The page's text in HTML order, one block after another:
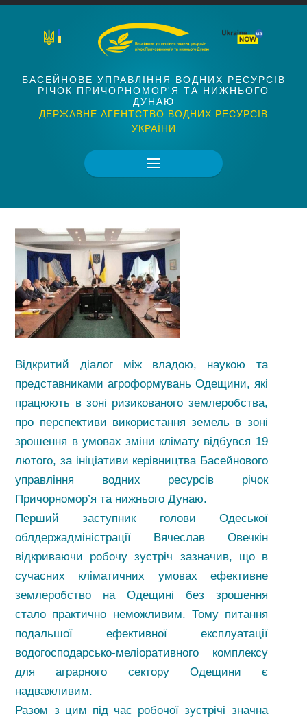
БАСЕЙНОВЕ УПРАВЛІННЯ ВОДНИХ РЕСУРСІВ
РІЧОК ПРИЧОРНОМОР'Я ТА НИЖНЬОГО
ДУНАЮ
ДЕРЖАВНЕ АГЕНТСТВО ВОДНИХ РЕСУРСІВ
УКРАЇНИ
Відкритий діалог між владою, наукою та
представниками агроформувань Одещини, які
працюють в зоні ризикованого землеробства,
про перспективи використання земель в зоні
зрошення в умовах зміни клімату відбувся 19
лютого, за ініціативи керівництва Басейнового
управління водних ресурсів річок
Причорномор’я та нижнього Дунаю.
Перший заступник голови Одеської
облдержадміністрації Вячеслав Овечкін
відкриваючи робочу зустріч зазначив, що в
сучасних кліматичних умовах ефективне
землеробство на Одещині без зрошення
стало практично неможливим. Тому питання
подальшої ефективної експлуатації
водогосподарсько-меліоративного комплексу
для аграрного сектору Одещини є
надважливим.
Разом з цим під час робочої зустрічі значна